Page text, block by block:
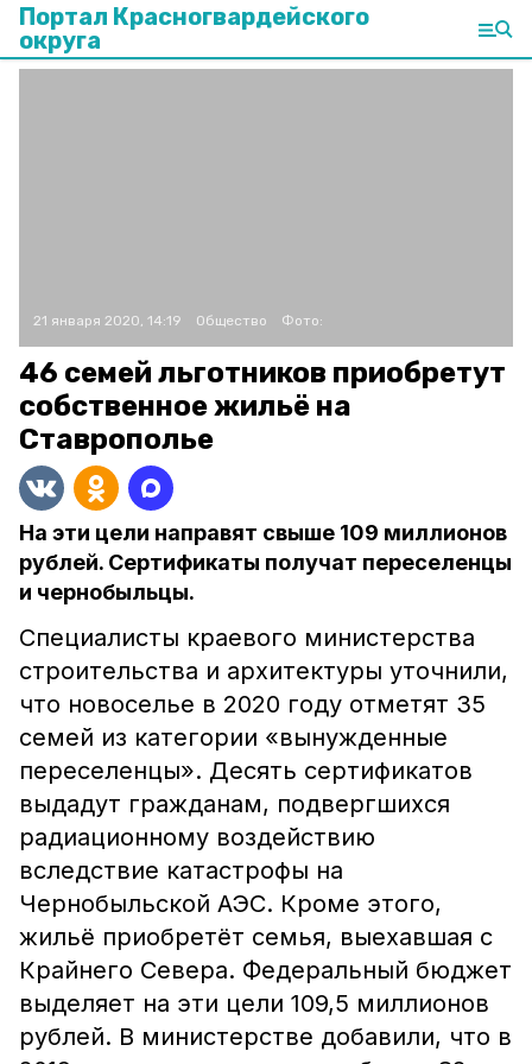
Портал Красногвардейского
округа
21 января 2020, 14:19 Общество Фото:
46 семей льготников приобретут
собственное жильё на
Ставрополье
На эти цели направят свыше 109 миллионов
рублей. Сертификаты получат переселенцы
и чернобыльцы.
Специалисты краевого министерства
строительства и архитектуры уточнили,
что новоселье в 2020 году отметят 35
семей из категории «вынужденные
переселенцы». Десять сертификатов
выдадут гражданам, подвергшихся
радиационному воздействию
вследствие катастрофы на
Чернобыльской АЭС. Кроме этого,
жильё приобретёт семья, выехавшая с
Крайнего Севера. Федеральный бюджет
выделяет на эти цели 109,5 миллионов
рублей. В министерстве добавили, что в